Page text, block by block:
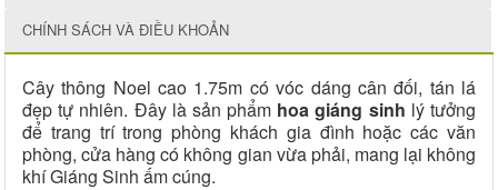
CHÍNH SÁCH VÀ ĐIỀU KHOẢN
Cây thông Noel cao 1.75m có vóc dáng cân đối, tán lá
đẹp tự nhiên. Đây là sản phẩm hoa giáng sinh lý tưởng
để trang trí trong phòng khách gia đình hoặc các văn
phòng, cửa hàng có không gian vừa phải, mang lại không
khí Giáng Sinh ấm cúng.